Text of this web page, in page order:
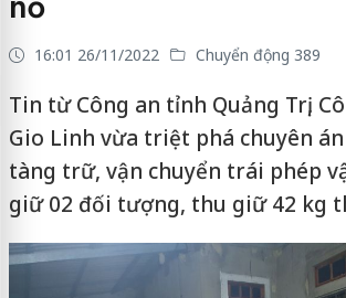
16:01 26/11/2022 Chuyển động 389
Tin từ Công an tỉnh Quảng Trị,
Gio Linh vừa triệt phá chuyên
tàng trữ, vận chuyển trái phép
giữ 02 đối tượng, thu giữ 42 kg